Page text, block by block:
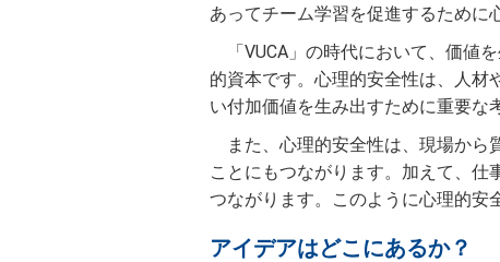
あってチーム学習を促進するために
「VUCA」の時代において、価値
的資本です。心理的安全性は、人材
い付加価値を生み出すために重要な
また、心理的安全性は、現場か
ことにもつながります。加えて、仕
つながります。このように心理的安
アイデアはどこにあるか？